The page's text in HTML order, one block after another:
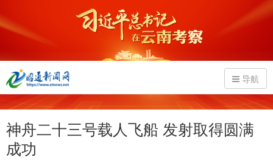
导航
神舟二十三号载人飞船 发射取得圆满
成功